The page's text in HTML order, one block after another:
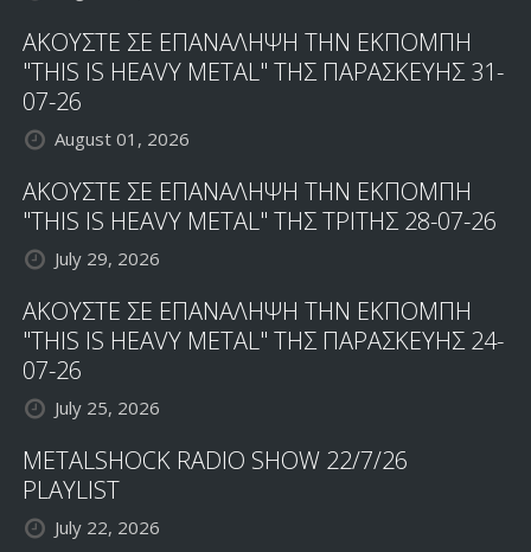
ΑΚΟΥΣΤΕ ΣΕ ΕΠΑΝΑΛΗΨΗ ΤΗΝ ΕΚΠΟΜΠΗ
"THIS IS HEAVY METAL" ΤΗΣ ΠΑΡΑΣΚΕΥΗΣ 31-
07-26
August 01, 2026
ΑΚΟΥΣΤΕ ΣΕ ΕΠΑΝΑΛΗΨΗ ΤΗΝ ΕΚΠΟΜΠΗ
"THIS IS HEAVY METAL" ΤΗΣ ΤΡΙΤΗΣ 28-07-26
July 29, 2026
ΑΚΟΥΣΤΕ ΣΕ ΕΠΑΝΑΛΗΨΗ ΤΗΝ ΕΚΠΟΜΠΗ
"THIS IS HEAVY METAL" ΤΗΣ ΠΑΡΑΣΚΕΥΗΣ 24-
07-26
July 25, 2026
METALSHOCK RADIO SHOW 22/7/26
PLAYLIST
July 22, 2026